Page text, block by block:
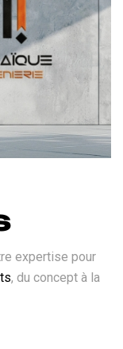
expertise pour
, du concept à la